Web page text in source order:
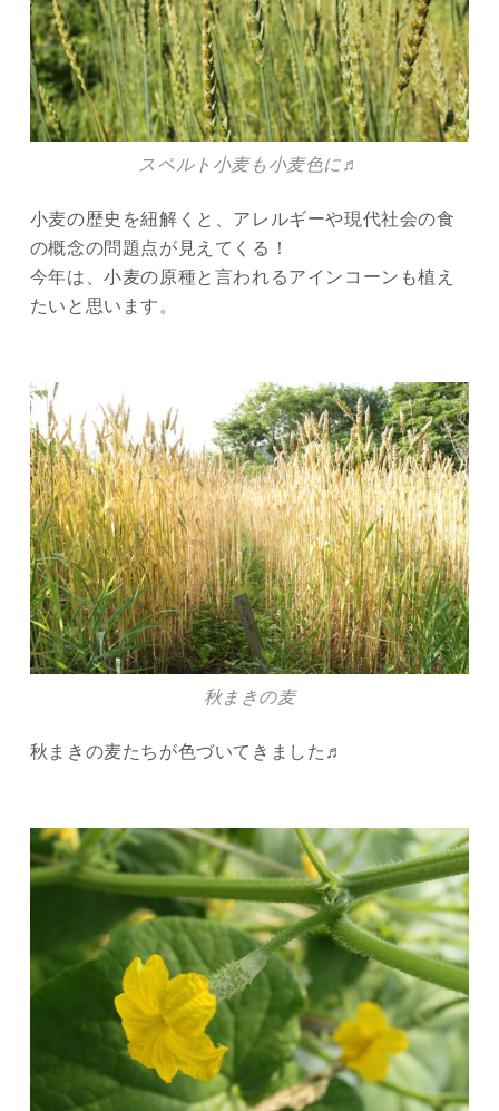
スペルト小麦も小麦色に♬
小麦の歴史を紐解くと、アレルギーや現代社会の食
の概念の問題点が見えてくる！
今年は、小麦の原種と言われるアインコーンも植え
たいと思います。
秋まきの麦
秋まきの麦たちが色づいてきました♬